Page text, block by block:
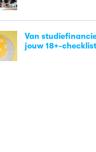
Van
jouw 18+-checklist